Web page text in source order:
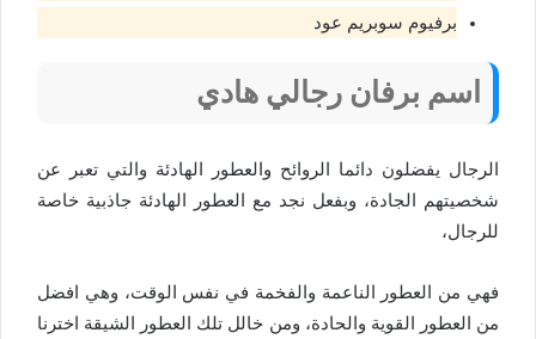
برفيوم سوبريم عود
اسم برفان رجالي هادي
الرجال يفضلون دائما الروائح والعطور الهادئة والتي تعبر عن
شخصيتهم الجادة، وبفعل نجد مع العطور الهادئة جاذبية خاصة
للرجال،
فهي من العطور الناعمة والفخمة في نفس الوقت، وهي افضل
من العطور القوية والحادة، ومن خالل تلك العطور الشيقة اخترنا